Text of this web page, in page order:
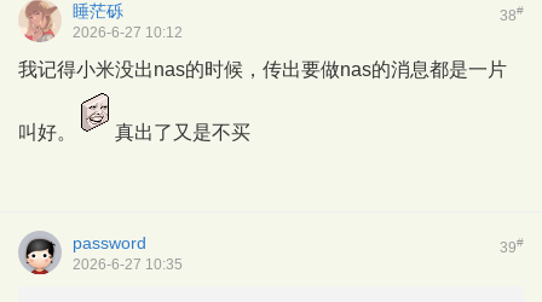
38#
睡茫砾
2026-6-27 10:12
我记得小米没出nas的时候，传出要做nas的消息都是一片
叫好。 真出了又是不买
39#
password
2026-6-27 10:35